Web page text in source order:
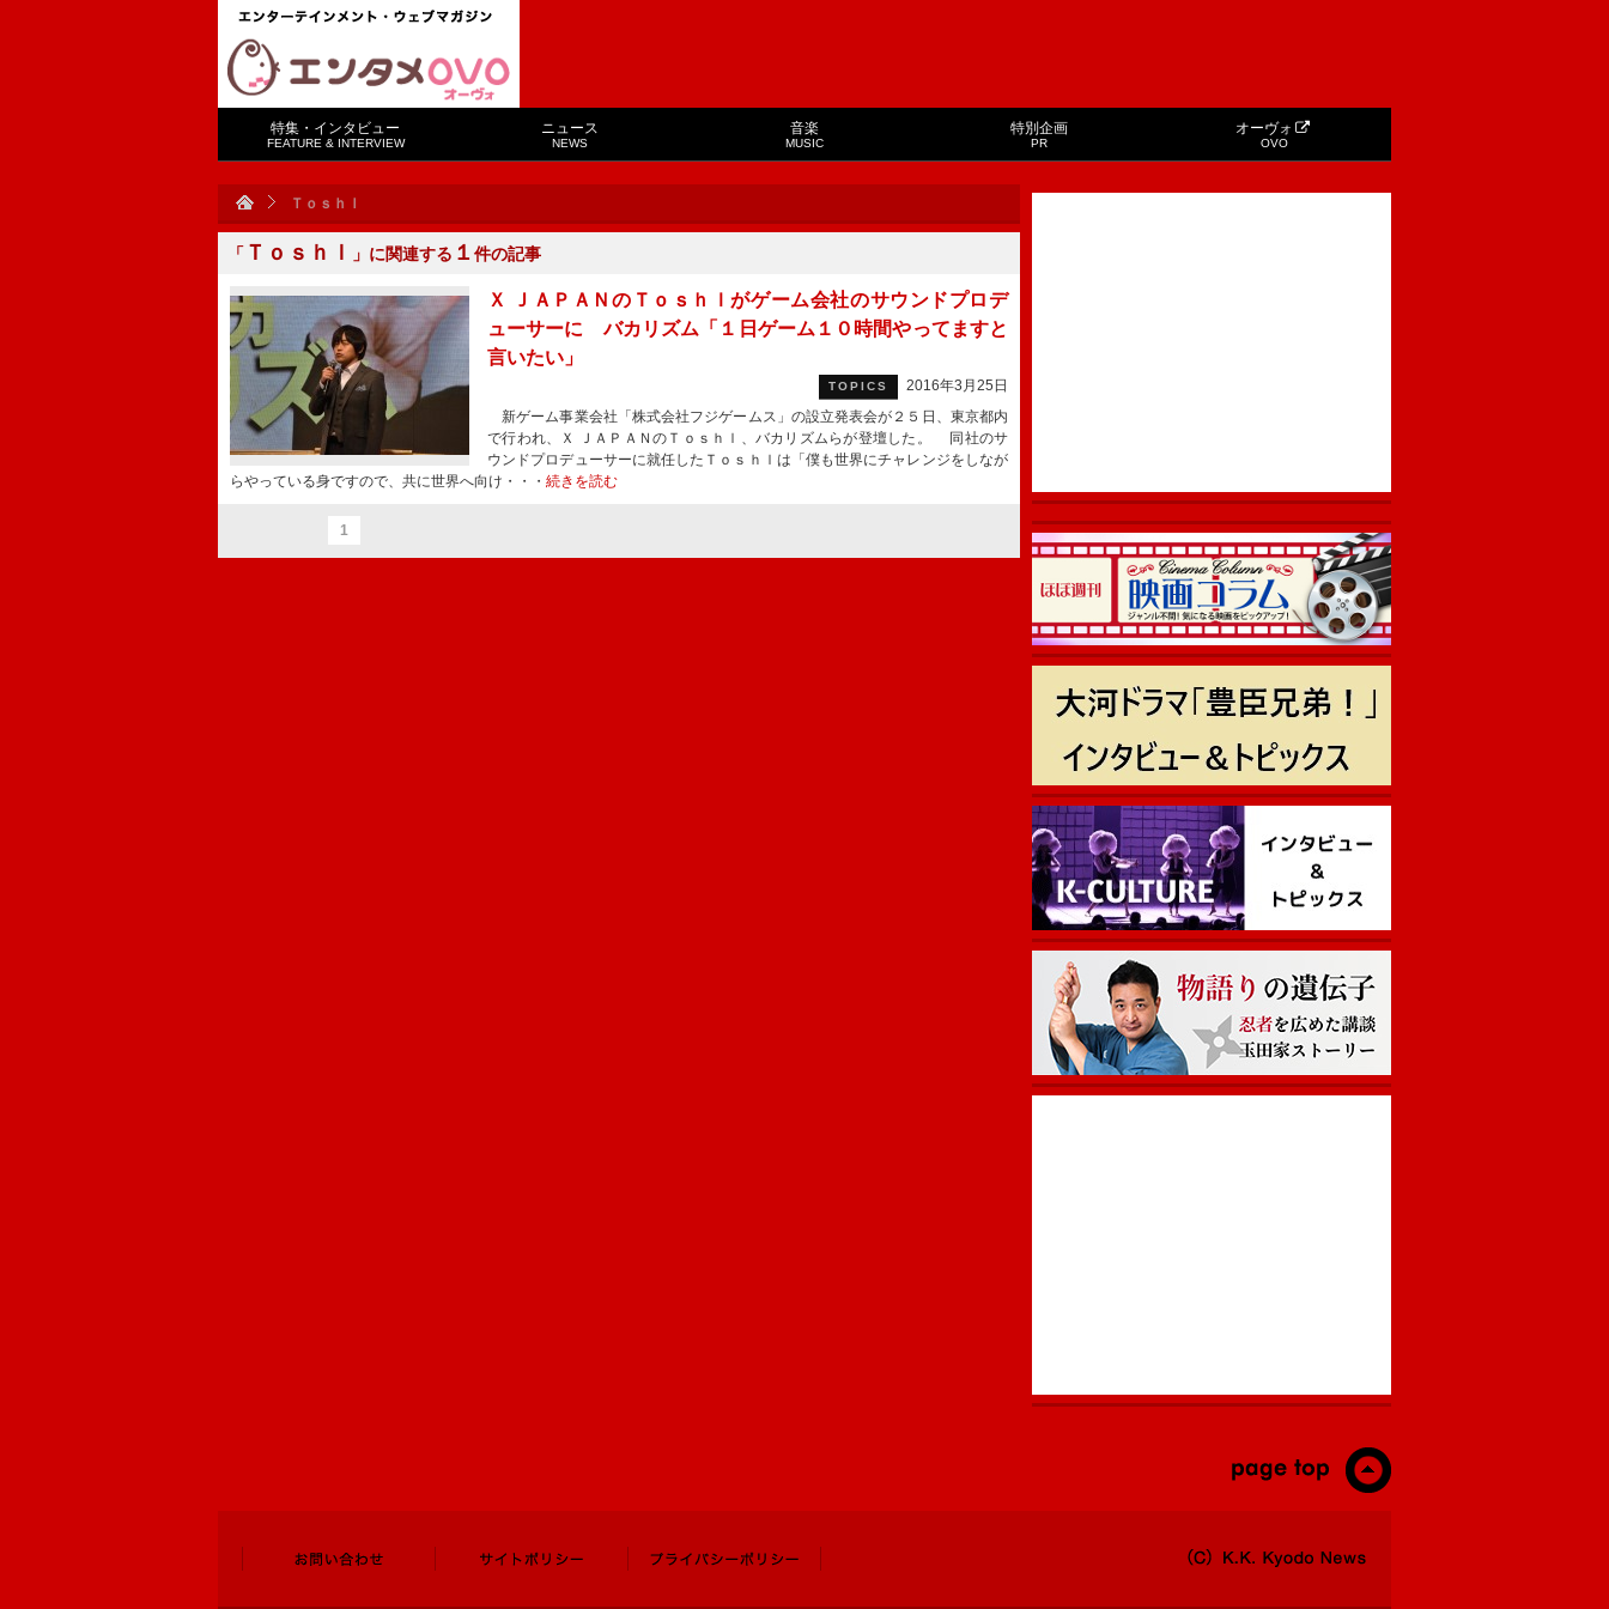
特集・インタビュー
FEATURE & INTERVIEW
ニュース
NEWS
音楽
MUSIC
特別企画
PR
オーヴォ
OVO
Ｔｏｓｈｌ
「 Ｔｏｓｈｌ 」に関連する １ 件の記事
Ｘ ＪＡＰＡＮのＴｏｓｈｌがゲーム会社のサウンドプロデ
ューサーに バカリズム「１日ゲーム１０時間やってますと
言いたい」
TOPICS
2016年3月25日
新ゲーム事業会社「株式会社フジゲームス」の設立発表会が２５日、東京都内
で行われ、Ｘ ＪＡＰＡＮのＴｏｓｈｌ、バカリズムらが登壇した。 同社のサ
ウンドプロデューサーに就任したＴｏｓｈｌは「僕も世界にチャレンジをしなが
らやっている身ですので、共に世界へ向け・・・ 続きを読む
1